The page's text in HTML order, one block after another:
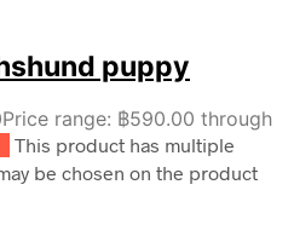
puppy
Price range: ฿590.00 through
This product has multiple
be chosen on the product